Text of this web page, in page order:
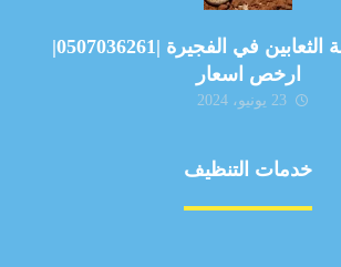
شركة مكافحة الثعابين في الفجيرة |0507036261|
ارخص اسعار
23 يونيو، 2024
خدمات التنظيف